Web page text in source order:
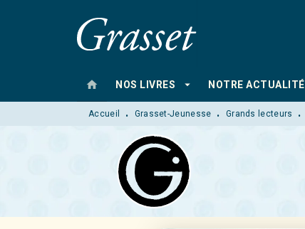
MENU RECHERCHE
home NOS LIVRES arrow_drop_down NOTRE ACTUALITÉ
Accueil • Grasset-Jeunesse • Grands lecteurs •